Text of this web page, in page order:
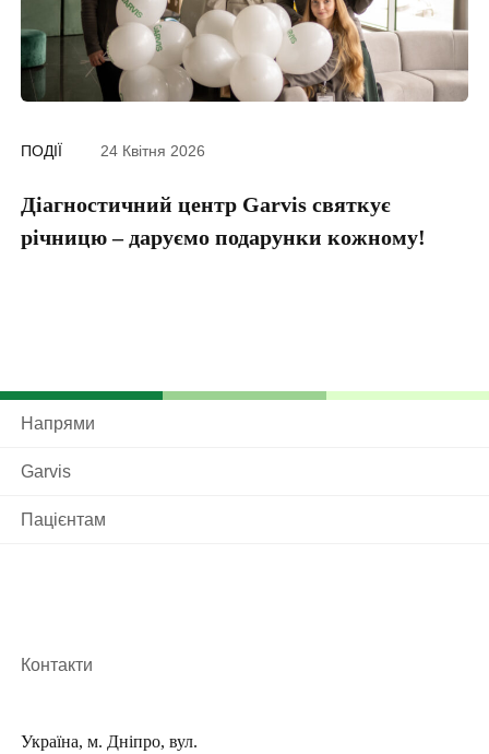
ПОДІЇ 24 Квітня 2026
Діагностичний центр Garvis святкує
річницю – даруємо подарунки кожному!
Напрями
Garvis
Пацієнтам
Контакти
Україна, м. Дніпро, вул.